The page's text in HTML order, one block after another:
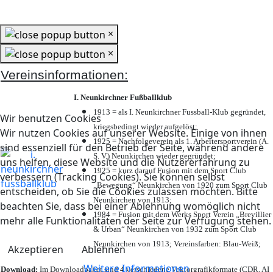
Wir benutzen Cookies
Wir nutzen Cookies auf unserer Website. Einige von ihnen
sind essenziell für den Betrieb der Seite, während andere
uns helfen, diese Website und die Nutzererfahrung zu
verbessern (Tracking Cookies). Sie können selbst
entscheiden, ob Sie die Cookies zulassen möchten. Bitte
beachten Sie, dass bei einer Ablehnung womöglich nicht
mehr alle Funktionalitäten der Seite zur Verfügung stehen.
Akzeptieren
Ablehnen
Weitere Informationen
×
×
Vereinsinformationen:
I. Neunkirchner Fußballklub
1913 = als I. Neunkirchner Fussball-Klub gegründet,
kriegsbedingt wieder aufgelöst;
1925 = Nachfolgeverein als 1. Arbeitersportverein (A.
S. V.) Neunkirchen wieder gegründet;
1925 = kurz darauf Fusion mit dem Sport Club
„Bewegung“ Neunkirchen von 1920 zum Sport Club
Neunkirchen von 1913;
1984 = Fusion mit dem Werks Sport Verein „Brevillier
& Urban“ Neunkirchen von 1932 zum Sport Club
Neunkirchen von 1913; Vereinsfarben: Blau-Weiß;
Download: Im Downloadpaket sind 4 verschiedene Vektorgrafikformate (CDR, AI